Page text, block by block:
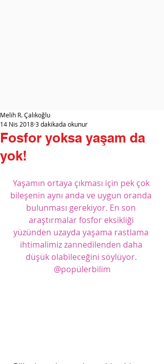
Fosfor yoksa yaşam da
yok!
Melih R. Çalıkoğlu
14 Nis 20183 dakikada okunur
Yaşamın ortaya çıkması için pek çok
bileşenin aynı anda ve uygun oranda
bulunması gerekiyor. En son
araştırmalar fosfor eksikliği
yüzünden uzayda yaşama rastlama
ihtimalimiz zannedilenden daha
düşük olabileceğini söylüyor.
@popülerbilim